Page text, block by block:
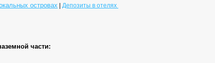
островах Депозиты в отелях
части: